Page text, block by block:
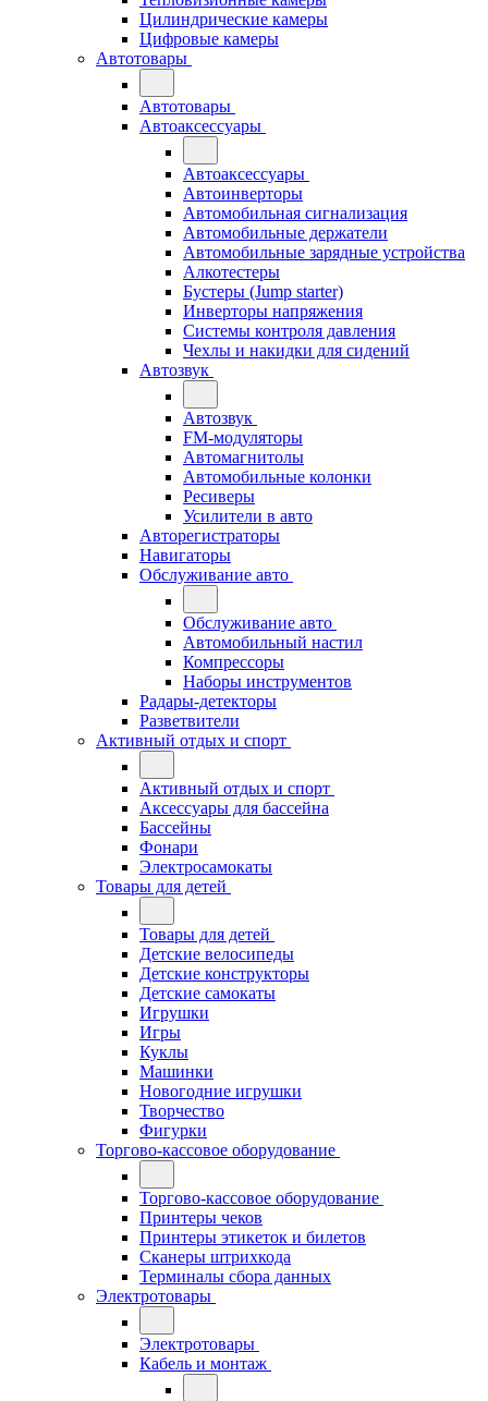
Цилиндрические камеры
Цифровые камеры
Автотовары
Автотовары
Автоаксессуары
Автоаксессуары
Автоинверторы
Автомобильная сигнализация
Автомобильные держатели
Автомобильные зарядные устройства
Алкотестеры
Бустеры (Jump starter)
Инверторы напряжения
Системы контроля давления
Чехлы и накидки для сидений
Автозвук
Автозвук
FM-модуляторы
Автомагнитолы
Автомобильные колонки
Ресиверы
Усилители в авто
Авторегистраторы
Навигаторы
Обслуживание авто
Обслуживание авто
Автомобильный настил
Компрессоры
Наборы инструментов
Радары-детекторы
Разветвители
Активный отдых и спорт
Активный отдых и спорт
Аксессуары для бассейна
Бассейны
Фонари
Электросамокаты
Товары для детей
Товары для детей
Детские велосипеды
Детские конструкторы
Детские самокаты
Игрушки
Игры
Куклы
Машинки
Новогодние игрушки
Творчество
Фигурки
Торгово-кассовое оборудование
Торгово-кассовое оборудование
Принтеры чеков
Принтеры этикеток и билетов
Сканеры штрихкода
Терминалы сбора данных
Электротовары
Электротовары
Кабель и монтаж